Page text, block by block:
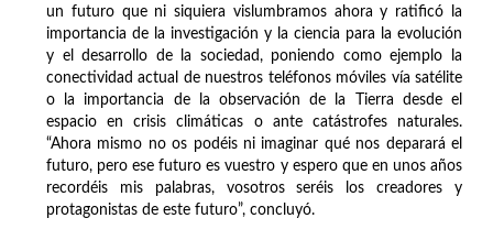
un futuro que ni siquiera vislumbramos ahora y ratificó la
importancia de la investigación y la ciencia para la evolución
y el desarrollo de la sociedad, poniendo como ejemplo la
conectividad actual de nuestros teléfonos móviles vía satélite
o la importancia de la observación de la Tierra desde el
espacio en crisis climáticas o ante catástrofes naturales.
“Ahora mismo no os podéis ni imaginar qué nos deparará el
futuro, pero ese futuro es vuestro y espero que en unos años
recordéis mis palabras, vosotros seréis los creadores y
protagonistas de este futuro”, concluyó.